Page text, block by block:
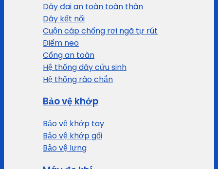
Dây đai an toàn toàn thân
Dây kết nối
Cuộn cáp chống rơi ngã tự rút
Điểm neo
Cổng an toàn
Hệ thống dây cứu sinh
Hệ thống rào chắn
Bảo vệ khớp
Bảo vệ khớp tay
Bảo vệ khớp gối
Bảo vệ lưng